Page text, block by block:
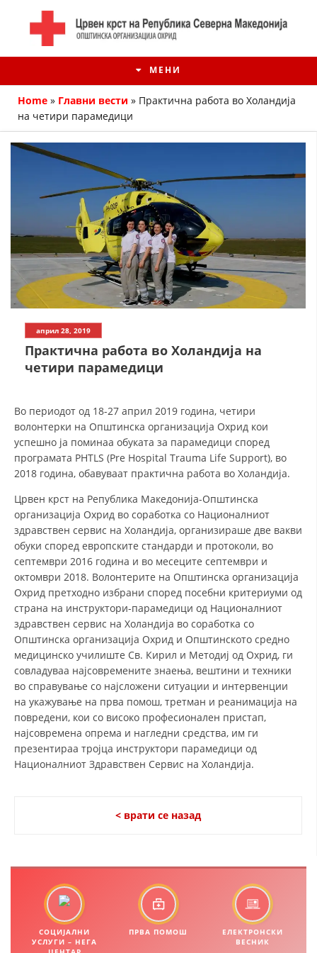
МЕНИ
ИСТОРИЈАТ НА ЦКРМ
ИСТОРИЈАТ НА ДВИЖЕЊЕТО
СТРУКТУРА НА ОРГАНИЗАЦИЈАТА
КОНТАКТ ИНФОРМАЦИИ
ЧЛЕНСТВО ВО ПРОФЕСИОНАЛНИ ТЕЛА
ЗАКОН ЗА ЦКРМ
СТАТУТ НА ЦКРМ
ОРГАНИЗАЦИЈА И РАЗВОЈ
РАКОВОДЕН ОДБОР
СОБРАНИЕ
СТРУКТУРА И ОРГАНИЗАЦИОНА ПОСТАВЕНОСТ
ДИСЕМИНАЦИЈА
MЕЃУНАРОДНО ХУМАНИТАРНО ПРАВО
ПРОМОЦИЈА НА ХУМАНИ ВРЕДНОСТИ
УПОТРЕБА И ЗАШТИТА НА АМБЛЕМОТ
СОЦИЈАЛНО ХУМАНИТАРНА ДЕЈНОСТ
ПОДГОТВЕНОСТ И ДЕЈСТВО ПРИ КАТАСТРОФИ
ПРОЕКТИ – ПОДГОТВЕНОСТ И ДЕЈСТВУВАЊЕ ПРИ КАТАСТРОФИ
ОДНОСИ СО ЈАВНОСТ
ИСТРАЖУВАЊЕ НА ЈАВНО МИСЛЕЊЕ
Home » Главни вести » Практична работа во Холандија
на четири парамедици
април 28, 2019
Практична работа во Холандија на
четири парамедици
Во периодот од 18-27 април 2019 година, четири
волонтерки на Општинска организација Охрид кои
успешно ја поминаа обуката за парамедици според
програмата PHTLS (Pre Hospital Trauma Life Support), во
2018 година, обавуваат практична работа во Холандија.
Црвен крст на Република Македонија-Општинска
организација Охрид во соработка со Националниот
здравствен сервис на Холандија, организираше две вакви
обуки според европските стандарди и протоколи, во
септември 2016 година и во месеците септември и
октомври 2018. Волонтерите на Општинска организација
Охрид претходно избрани според посебни критериуми од
страна на инструктори-парамедици од Националниот
здравствен сервис на Холандија во соработка со
Општинска организација Охрид и Општинското средно
медицинско училиште Св. Кирил и Методиј од Охрид, ги
совладуваа најсовремените знаења, вештини и техники
во справување со најсложени ситуации и интервенции
на укажување на прва помош, третман и реанимација на
повредени, кои со високо професионален пристап,
најсовремена опрема и нагледни средства, им ги
презентираа тројца инструктори парамедици од
Националниот Здравствен Сервис на Холандија.
< врати се назад
СОЦИЈАЛНИ
УСЛУГИ – НЕГА
ПРВА ПОМОШ
ЕЛЕКТРОНСКИ
ВЕСНИК